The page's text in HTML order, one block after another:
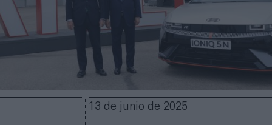
13 de junio de 2025